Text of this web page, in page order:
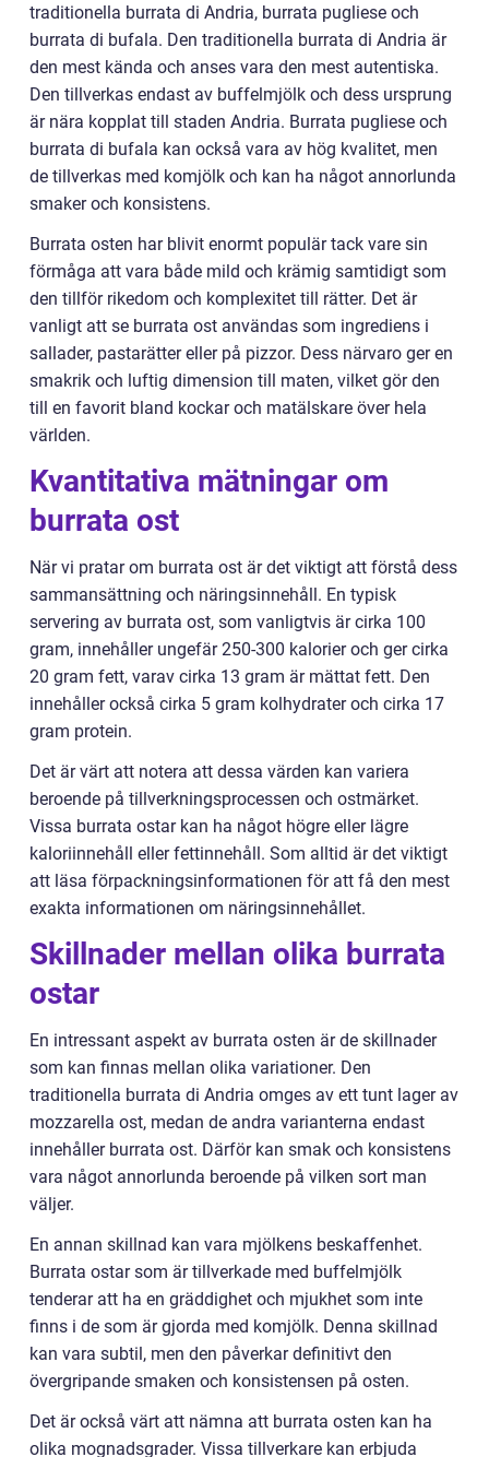
traditionella burrata di Andria, burrata pugliese och
burrata di bufala. Den traditionella burrata di Andria är
den mest kända och anses vara den mest autentiska.
Den tillverkas endast av buffelmjölk och dess ursprung
är nära kopplat till staden Andria. Burrata pugliese och
burrata di bufala kan också vara av hög kvalitet, men
de tillverkas med komjölk och kan ha något annorlunda
smaker och konsistens.
Burrata osten har blivit enormt populär tack vare sin
förmåga att vara både mild och krämig samtidigt som
den tillför rikedom och komplexitet till rätter. Det är
vanligt att se burrata ost användas som ingrediens i
sallader, pastarätter eller på pizzor. Dess närvaro ger en
smakrik och luftig dimension till maten, vilket gör den
till en favorit bland kockar och matälskare över hela
världen.
Kvantitativa mätningar om
burrata ost
När vi pratar om burrata ost är det viktigt att förstå dess
sammansättning och näringsinnehåll. En typisk
servering av burrata ost, som vanligtvis är cirka 100
gram, innehåller ungefär 250-300 kalorier och ger cirka
20 gram fett, varav cirka 13 gram är mättat fett. Den
innehåller också cirka 5 gram kolhydrater och cirka 17
gram protein.
Det är värt att notera att dessa värden kan variera
beroende på tillverkningsprocessen och ostmärket.
Vissa burrata ostar kan ha något högre eller lägre
kaloriinnehåll eller fettinnehåll. Som alltid är det viktigt
att läsa förpackningsinformationen för att få den mest
exakta informationen om näringsinnehållet.
Skillnader mellan olika burrata
ostar
En intressant aspekt av burrata osten är de skillnader
som kan finnas mellan olika variationer. Den
traditionella burrata di Andria omges av ett tunt lager av
mozzarella ost, medan de andra varianterna endast
innehåller burrata ost. Därför kan smak och konsistens
vara något annorlunda beroende på vilken sort man
väljer.
En annan skillnad kan vara mjölkens beskaffenhet.
Burrata ostar som är tillverkade med buffelmjölk
tenderar att ha en gräddighet och mjukhet som inte
finns i de som är gjorda med komjölk. Denna skillnad
kan vara subtil, men den påverkar definitivt den
övergripande smaken och konsistensen på osten.
Det är också värt att nämna att burrata osten kan ha
olika mognadsgrader. Vissa tillverkare kan erbjuda